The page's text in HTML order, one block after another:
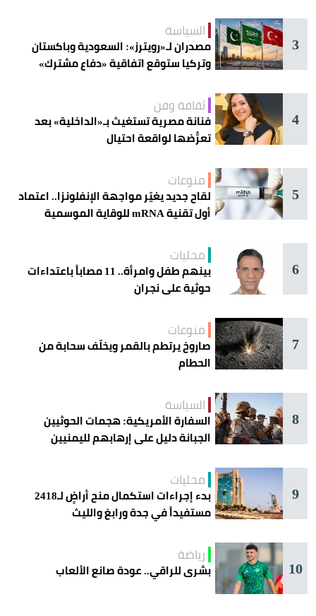
3
السياسة
مصدران لـ«رويترز»: السعودية وباكستان
وتركيا ستوقع اتفاقية «دفاع مشترك»
4
ثقافة وفن
فنانة مصرية تستغيث بـ«الداخلية» بعد
تعرُّضها لواقعة احتيال
5
منوعات
لقاح جديد يغيّر مواجهة الإنفلونزا.. اعتماد
أول تقنية mRNA للوقاية الموسمية
6
محليات
بينهم طفل وامرأة.. 11 مصاباً باعتداءات
حوثية على نجران
7
منوعات
صاروخ يرتطم بالقمر ويخلّف سحابة من
الحطام
8
السياسة
السفارة الأمريكية: هجمات الحوثيين
الجبانة دليل على إرهابهم لليمنيين
9
محليات
بدء إجراءات استكمال منح أراضٍ لـ2418
مستفيداً في جدة ورابغ والليث
10
رياضة
بشرى للراقي.. عودة صانع الألعاب